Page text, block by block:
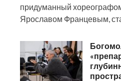
придуманный
Ярославом Францевым,